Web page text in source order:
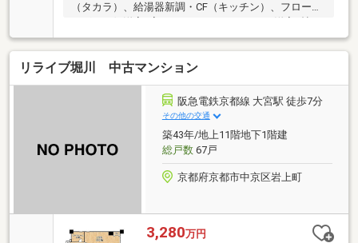
（タカラ）、給湯器新調・CF（キッチン）、フローリ
貼替・和室→洋室変更（東側洋室6帖）■令和元年1
月：洗面化粧台、トイレ、浴室（浴室暖房乾燥機）新
調・クロス、CF貼替（洗面室・トイレ）■設備・収納
≪床暖房（ガス式）・浴室暖房乾燥機・温水洗浄便座
≫≪ウォークインクローゼット・専用トランクルーム
≫■共用部≪オートロック採用・宅配ボックス有≫☆
お問合せは 【 0120-038-021 】 まで ☆☆ 詳細
情報をお求めの方は、「資料請求（無料）」をクリッ
ク！ ☆
リライブ堀川 中古マンション
阪急電鉄京都線 大宮駅 徒歩7分
その他の交通
築43年/地上11階地下1階建
総戸数67戸
京都府京都市中京区岩上町
3,280万円